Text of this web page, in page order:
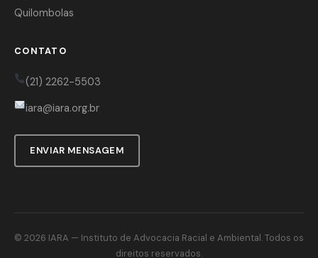
Quilombolas
CONTATO
(21) 2262-5503
iara@iara.org.br
ENVIAR MENSAGEM
© 2026 IARA — Instituto de Advocacia Racial e Ambiental. Todos os
direitos reservados.